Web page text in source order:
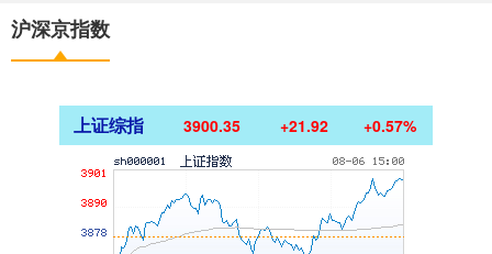
沪深京指数
上证综指 3900.35 +21.92 +0.57%